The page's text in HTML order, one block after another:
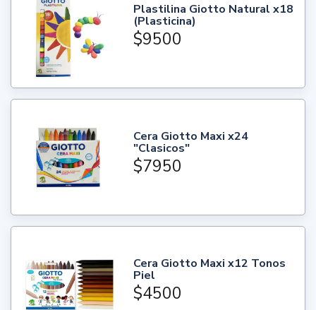
Plastilina Giotto Natural x18
(Plasticina)
$9500
Cera Giotto Maxi x24
"Clasicos"
$7950
Cera Giotto Maxi x12 Tonos
Piel
$4500